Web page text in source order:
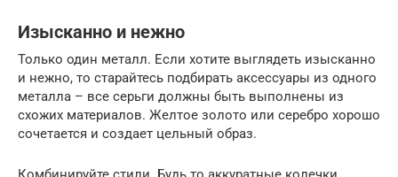
Изысканно и нежно
Только один металл. Если хотите выглядеть изысканно
и нежно, то старайтесь подбирать аксессуары из одного
металла – все серьги должны быть выполнены из
схожих материалов. Желтое золото или серебро хорошо
сочетается и создает цельный образ.